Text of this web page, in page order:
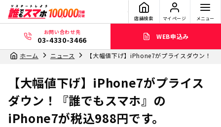
店舗検索 マイページ メニュー
お問い合わせ先
03-4330-3466 WEB申込み
ホーム ニュース 【大幅値下げ】iPhone7がプライスダウン！
【大幅値下げ】iPhone7がプライス
ダウン！『誰でもスマホ』の
iPhone7が税込988円です。